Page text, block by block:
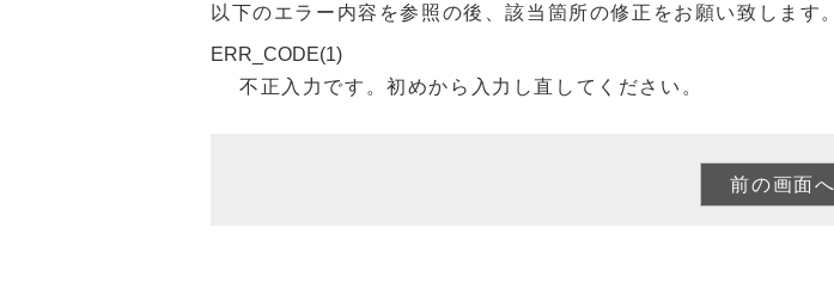
以下のエラー内容を参照の後、該当箇所の修正をお願い致します。
ERR_CODE(1)
不正入力です。初めから入力し直してください。